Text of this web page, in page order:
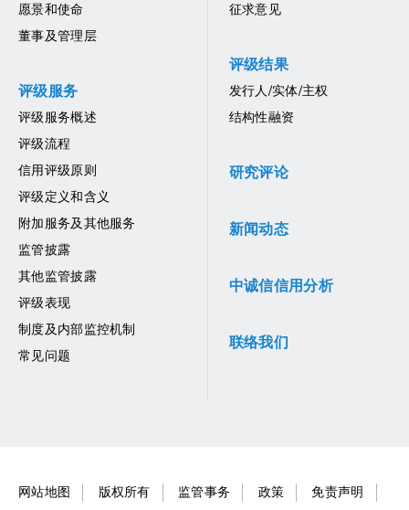
愿景和使命
董事及管理层
评级服务
评级服务概述
评级流程
信用评级原则
评级定义和含义
附加服务及其他服务
监管披露
其他监管披露
评级表现
制度及内部监控机制
常见问题
征求意见
评级结果
发行人/实体/主权
结构性融资
研究评论
新闻动态
中诚信信用分析
联络我们
网站地图 版权所有 监管事务 政策 免责声明